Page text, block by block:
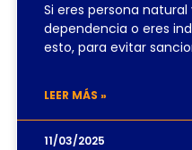
Si eres persona
dependencia o eres
esto, para evitar
LEER MÁS »
11/03/2025